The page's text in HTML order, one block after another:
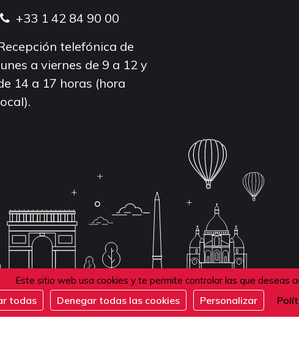
Este sitio web usa cookies y te permite controlar las que deseas
todas Denegar todas las cookies Personalizar
+33 1 42 84 90 00
telefónica de
a viernes de 9 a 12 y
14 a 17 horas (hora
de confidentialité